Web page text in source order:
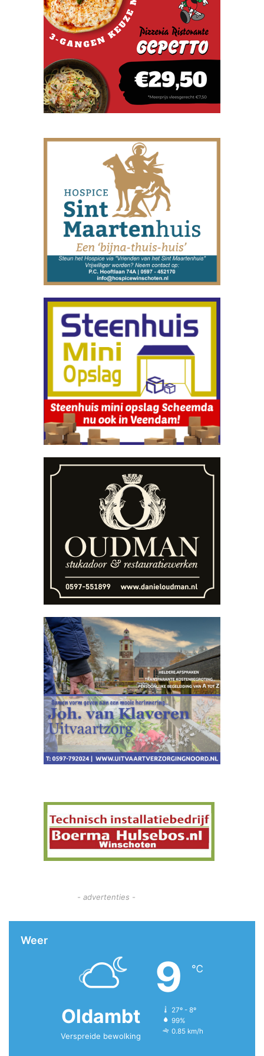
- advertenties -
Weer
Oldambt
Verspreide bewolking
9 ℃
27º - 8º
99%
0.85 km/h